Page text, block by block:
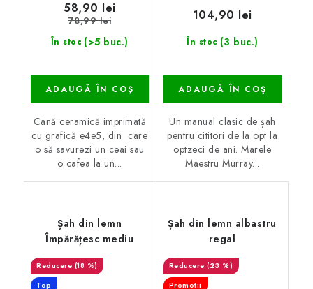
În stoc (>5 buc.)
58,90 lei
78,99 lei
ADAUGĂ ÎN COŞ
Cană ceramică imprimată
cu grafică e4e5, din care
o să savurezi un ceai sau
o cafea la un...
În stoc (3 buc.)
104,90 lei
ADAUGĂ ÎN COŞ
Un manual clasic de șah
pentru cititori de la opt la
optzeci de ani. Marele
Maestru Murray...
Șah din lemn
Împărățesc mediu
(18 %)
Top
Șah din lemn albastru
regal
(23 %)
Promotii